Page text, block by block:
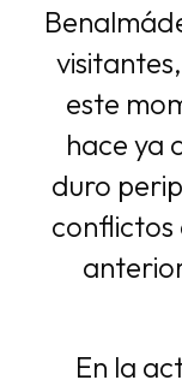
este
hace ya
duro
conflictos
En la